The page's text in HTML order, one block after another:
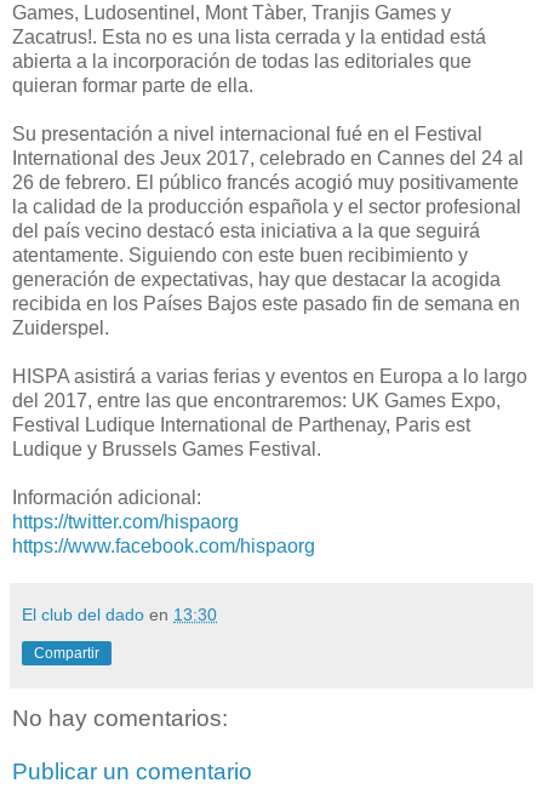
Games, Ludosentinel, Mont Tàber, Tranjis Games y
Zacatrus!. Esta no es una lista cerrada y la entidad está
abierta a la incorporación de todas las editoriales que
quieran formar parte de ella.
Su presentación a nivel internacional fué en el Festival
International des Jeux 2017, celebrado en Cannes del 24 al
26 de febrero. El público francés acogió muy positivamente
la calidad de la producción española y el sector profesional
del país vecino destacó esta iniciativa a la que seguirá
atentamente. Siguiendo con este buen recibimiento y
generación de expectativas, hay que destacar la acogida
recibida en los Países Bajos este pasado fin de semana en
Zuiderspel.
HISPA asistirá a varias ferias y eventos en Europa a lo largo
del 2017, entre las que encontraremos: UK Games Expo,
Festival Ludique International de Parthenay, Paris est
Ludique y Brussels Games Festival.
Información adicional:
https://twitter.com/hispaorg
https://www.facebook.com/hispaorg
El club del dado en 13:30
Compartir
No hay comentarios:
Publicar un comentario